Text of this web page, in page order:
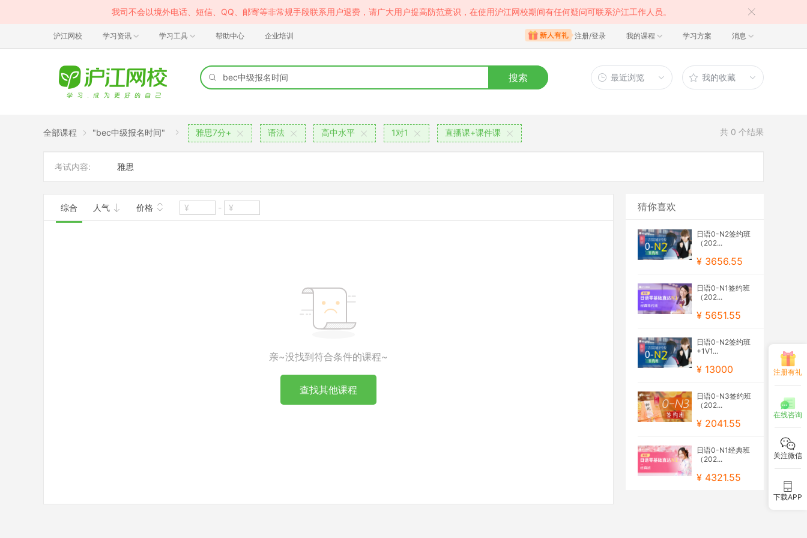
我司不会以境外电话、短信、QQ、邮寄等非常规手段联系用户退费，请广大用户提高防范意识，在使用沪江网校期间有任何疑问可联系沪江工作人员。
沪江网校 学习资讯 学习工具 帮助中心 企业培训 注册/登录 我的课程 学习方案 消息
搜索 最近浏览 我的收藏
全部课程 "bec中级报名时间" 雅思7分+ 语法 高中水平 1对1 直播课+课件课 共 0 个结果
考试内容: 雅思
综合 人气 价格 -
亲~没找到符合条件的课程~
查找其他课程
猜你喜欢
日语0-N2签约班
（202...
¥ 3656.55
日语0-N1签约班
（202...
¥ 5651.55
日语0-N2签约班
+1V1...
¥ 13000
日语0-N3签约班
（202...
¥ 2041.55
日语0-N1经典班
（202...
¥ 4321.55
注册有礼
在线咨询
关注微信
下载APP